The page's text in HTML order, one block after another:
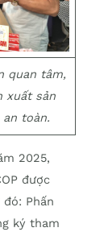
quan tâm,
xuất sản
an toàn.
2025,
được
Phấn
ký tham